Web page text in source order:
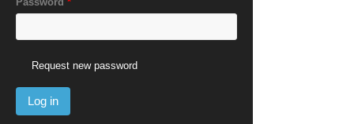
Request new password